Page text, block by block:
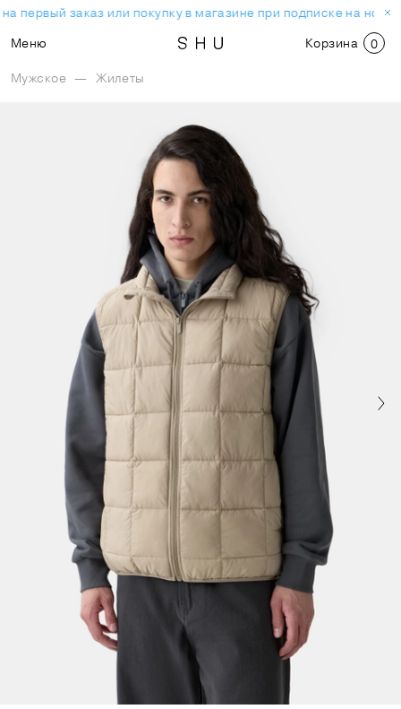
первый заказ или покупку в магазине при подписке на
Меню
Корзина 0
Мужское — Жилеты